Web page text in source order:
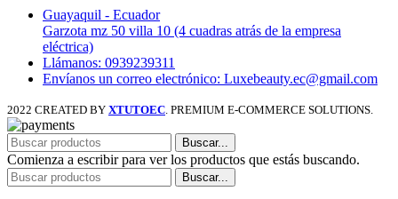
Guayaquil - Ecuador
Garzota mz 50 villa 10 (4 cuadras atrás de la empresa
eléctrica)
Llámanos: 0939239311
Envíanos un correo electrónico: Luxebeauty.ec@gmail.com
2022 CREATED BY XTUTOEC . PREMIUM E-COMMERCE SOLUTIONS.
Buscar...
Comienza a escribir para ver los productos que estás buscando.
Buscar...